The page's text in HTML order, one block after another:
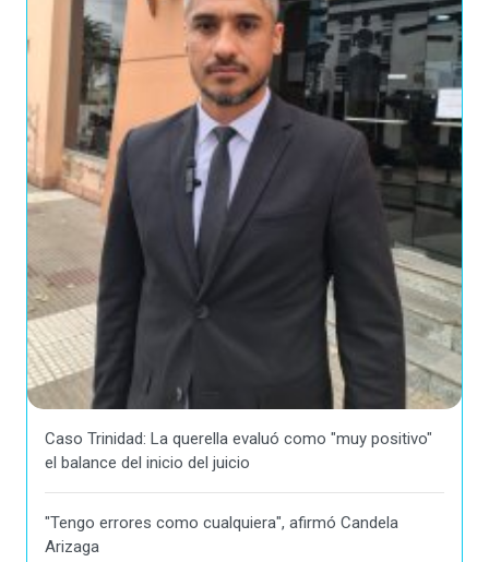
Caso Trinidad: La querella evaluó como "muy positivo"
el balance del inicio del juicio
"Tengo errores como cualquiera", afirmó Candela
Arizaga